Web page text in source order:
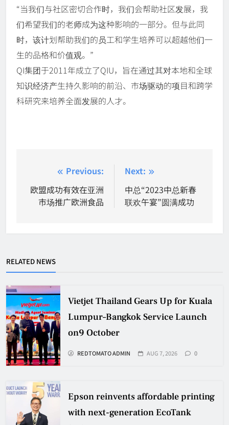
“当我们与社区密切合作时，我们会帮助社区发展，我
们希望我们的老师成为这种影响的一部分。但与此同
时，该计划帮助我们的员工和学生培养可以超越他们一
生的品格和价值观。”
QI集团于2011年成立了QIU，旨在通过其对本地和全球
知识经济产生持久影响的前沿、市场驱动的项目和跨学
科研究来培养全面发展的人才。
navigation
Previous:
欧盟成功有效在亚洲
市场推广欧洲食品
Next:
中总“2023中总新春
联欢午宴”圆满成功
RELATED NEWS
Vietjet Thailand Gears Up for Kuala
Lumpur–Bangkok Service Launch
on9 October
REDTOMATO ADMIN AUG 7, 2026 0
Epson reinvents affordable printing
with next-generation EcoTank